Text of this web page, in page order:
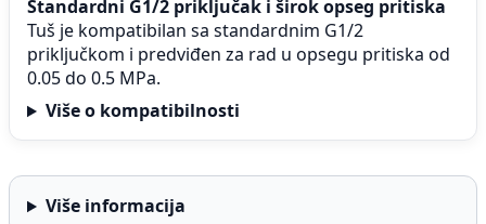
Standardni G1/2 priključak i širok opseg pritiska
Tuš je kompatibilan sa standardnim G1/2
priključkom i predviđen za rad u opsegu pritiska od
0.05 do 0.5 MPa.
Više o kompatibilnosti
Više informacija